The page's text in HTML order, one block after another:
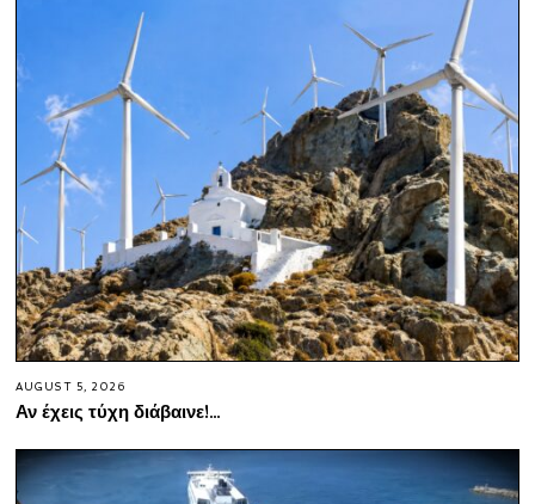
AUGUST 5, 2026
Αν έχεις τύχη διάβαινε!…